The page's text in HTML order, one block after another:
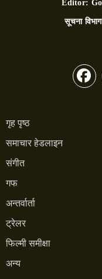
Editor:
सूचना विभाग
गृह पृष्ठ
समाचार हेडलाइन
संगीत
गफ
अन्तर्वार्ता
ट्रेलर
फिल्मी समीक्षा
अन्य